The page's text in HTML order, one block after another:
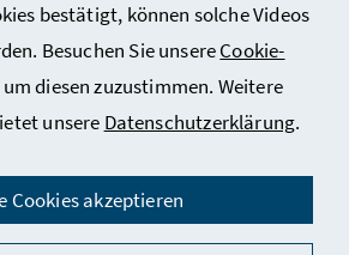
bestätigt, können solche Videos
Besuchen Sie unsereCookie-
um diesen zuzustimmen. Weitere
unsere Datenschutzerklärung.
Cookies akzeptieren
Kontakt